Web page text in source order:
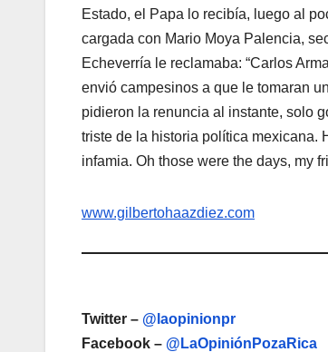
Estado, el Papa lo recibía, luego al
cargada con Mario Moya Palencia,
Echeverría le reclamaba: “Carlos
envió campesinos a que le tomaran
pidieron la renuncia al instante, solo
triste de la historia política mexicana.
infamia. Oh those were the days, my
www.gilbertohaazdiez.com
Twitter – @laopinionpr
Facebook – @LaOpiniónPozaRica